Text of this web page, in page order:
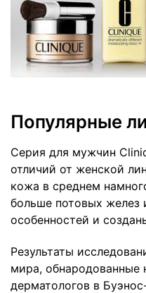
Популярные
Серия для мужчин
отличий от женской
кожа в среднем
больше потовых
особенностей и
Результаты
мира, обнародованные
дерматологов в